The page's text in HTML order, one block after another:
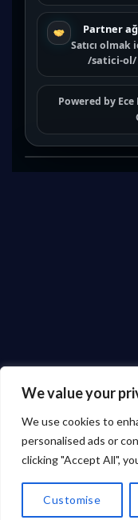
We value your
We use cookies to
personalised ads or
clicking "Accept All",
Customise
Ürün &
kategori
Ürün &
kategori
Partner
Satıcı olmak
/satici-ol/
Powered by